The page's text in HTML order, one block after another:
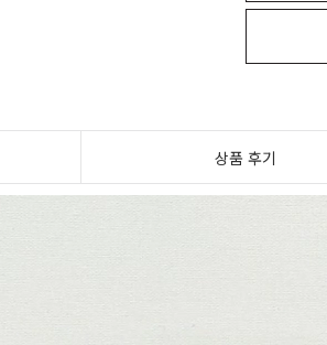
상품 후기